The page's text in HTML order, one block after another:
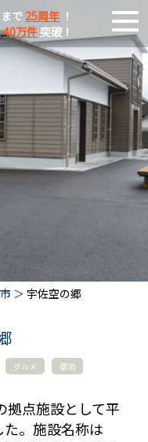
で 25周年 ！
40万件 突破！
宇佐空の郷
グルメ 宿泊
拠点施設として平
。施設名称は